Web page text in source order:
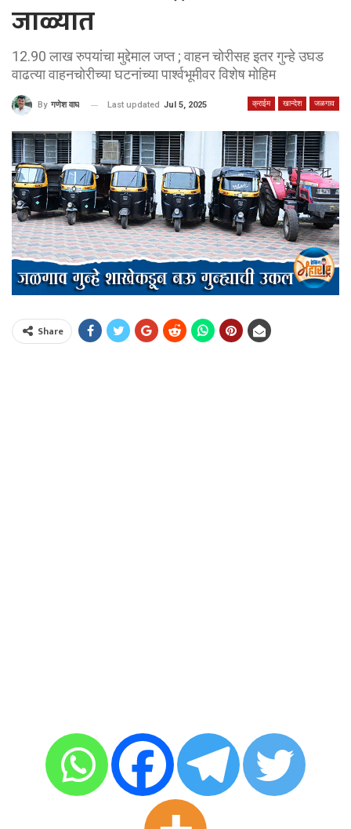
जाळ्यात
12.90 लाख रुपयांचा मुद्देमाल जप्त ; वाहन चोरीसह इतर गुन्हे उघड
वाढत्या वाहनचोरीच्या घटनांच्या पार्श्वभूमीवर विशेष मोहिम
क्राईम खान्देश जळगाव
By गणेश वाघ Last updated Jul 5, 2025
Share